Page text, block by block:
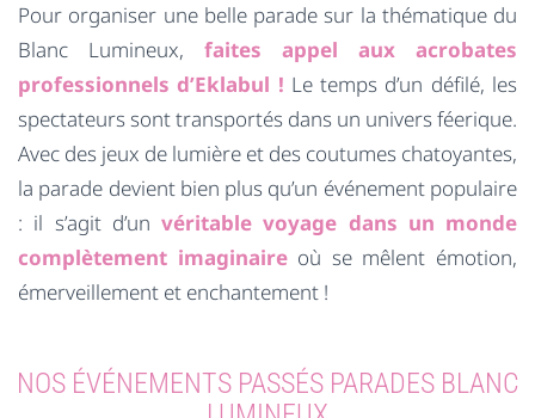
Pour organiser une belle parade sur la thématique du
Blanc Lumineux, faites appel aux acrobates
professionnels d’Eklabul ! Le temps d’un défilé, les
spectateurs sont transportés dans un univers féerique.
Avec des jeux de lumière et des coutumes chatoyantes,
la parade devient bien plus qu’un événement populaire
: il s’agit d’un véritable voyage dans un monde
complètement imaginaireoù se mêlent émotion,
émerveillement et enchantement !
NOS ÉVÉNEMENTS PASSÉS PARADES BLANC